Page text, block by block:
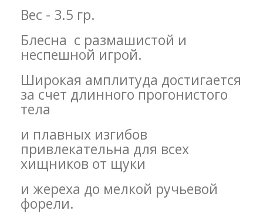
Вес - 3.5 гр.
Блесна с размашистой и
неспешной игрой.
Широкая амплитуда достигается
за счет длинного прогонистого
тела
и плавных изгибов
привлекательна для всех
хищников от щуки
и жереха до мелкой ручьевой
форели.